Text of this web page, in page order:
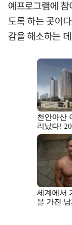
예프로그램에
도록 하는 곳이
감을 해소하는